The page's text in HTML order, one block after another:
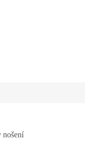
nošení